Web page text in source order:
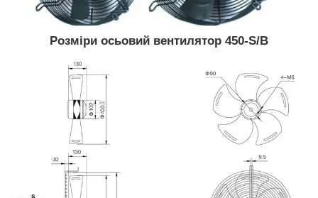
Розміри осьовий вентилятор 450-S/B